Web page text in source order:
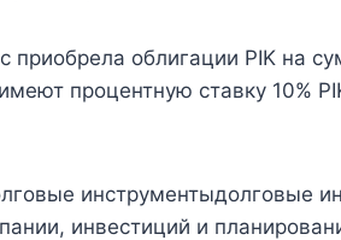
облигации PIK на
процентную ставку 10%
инструментыдолговые
инвестиций и